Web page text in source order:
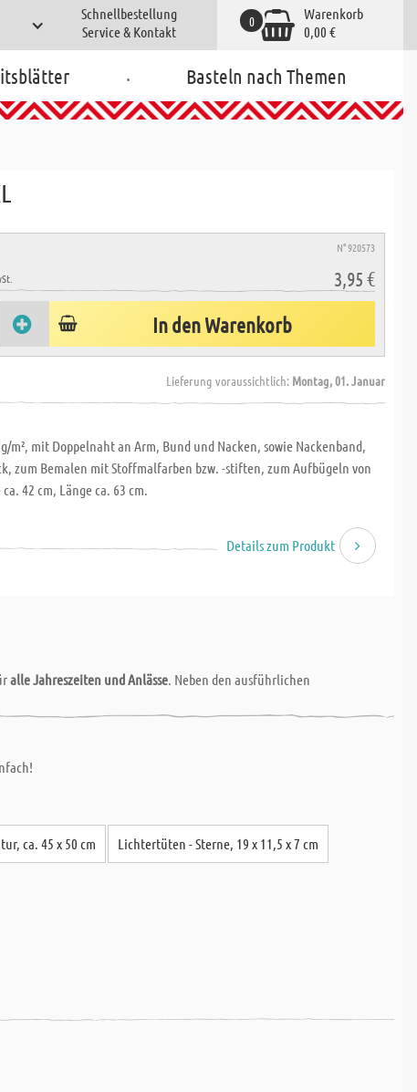
Schnellbestellung
Service & Kontakt
Warenkorb
0,00 €
0
. Basteln nach Themen
N° 920573
3,95 €
In den Warenkorb
Lieferung voraussichtlich: Montag, 01. Januar
m², mit Doppelnaht an Arm, Bund und Nacken, sowie Nackenband,
zum Bemalen mit Stoffmalfarben bzw. -stiften, zum Aufbügeln von
42 cm, Länge ca. 63 cm.
Details zum Produkt
alle Jahreszeiten und Anlässe. Neben den ausführlichen
ca. 45 x 50 cm Lichtertüten - Sterne, 19 x 11,5 x 7 cm